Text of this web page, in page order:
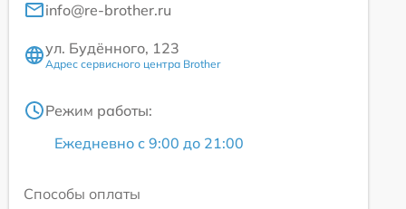
info@re-brother.ru
ул. Будённого, 123
Адрес сервисного центра Brother
Режим работы:
Ежедневно с 9:00 до 21:00
Способы оплаты